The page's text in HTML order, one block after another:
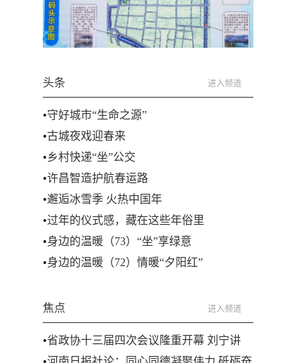
头条 进入频道
•守好城市“生命之源”
•古城夜戏迎春来
•乡村快递“坐”公交
•许昌智造护航春运路
•邂逅冰雪季 火热中国年
•过年的仪式感，藏在这些年俗里
•身边的温暖（73）“坐”享绿意
•身边的温暖（72）情暖“夕阳红”
焦点 进入频道
•省政协十三届四次会议隆重开幕 刘宁讲